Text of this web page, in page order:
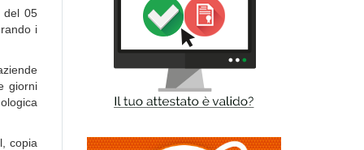
del 05
i
giorni
copia